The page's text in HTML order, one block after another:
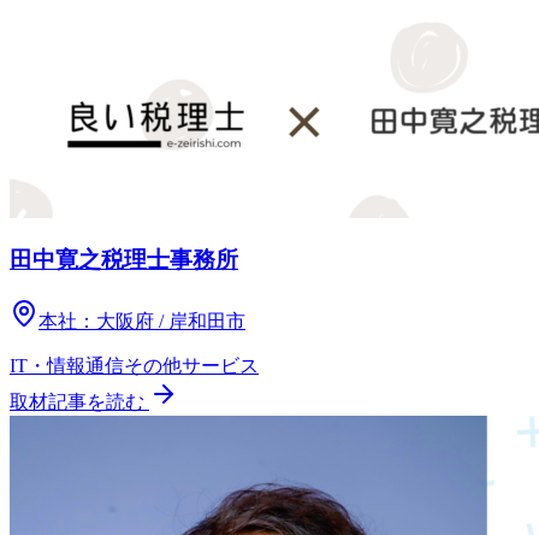
田中寛之税理士事務所
本社： 大阪府 / 岸和田市
IT・情報通信その他サービス
取材記事を読む